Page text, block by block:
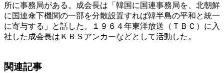
所に事務局がある。成会長は「韓国に国連事務局を、北朝鮮
に国連傘下機関の一部を分散設置すれば韓半島の平和と統一
に寄与する」と話した。１９６４年東洋放送（ＴＢＣ）に入
社した成会長はＫＢＳアンカーなどとして活動した。
関連記事